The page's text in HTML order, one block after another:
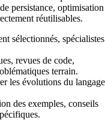
persistance, optimisation
réutilisables.
sélectionnés, spécialistes
revues de code,
terrain.
les évolutions du langage
des exemples, conseils